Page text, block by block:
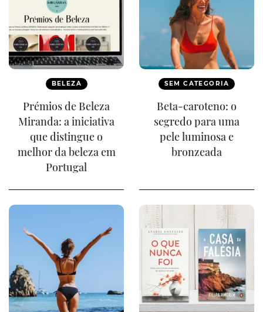
BELEZA
Prémios de Beleza
Miranda: a iniciativa
que distingue o
melhor da beleza em
Portugal
SEM CATEGORIA
Beta-caroteno: o
segredo para uma
pele luminosa e
bronzeada